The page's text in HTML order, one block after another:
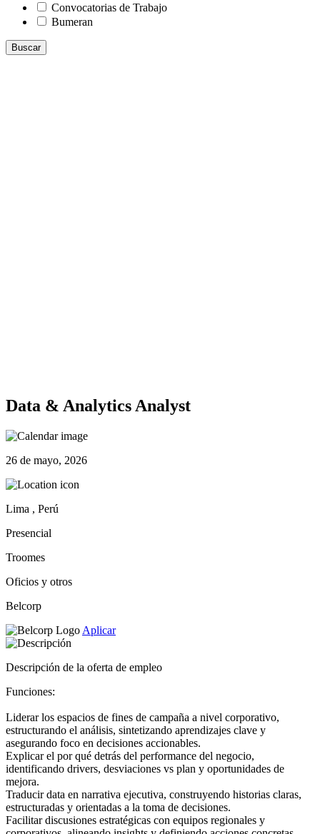
Convocatorias de Trabajo
Bumeran
Buscar
Data & Analytics Analyst
26 de mayo, 2026
Lima , Perú
Presencial
Troomes
Oficios y otros
Belcorp
Aplicar
Descripción de la oferta de empleo
Funciones:
Liderar los espacios de fines de campaña a nivel corporativo,
estructurando el análisis, sintetizando aprendizajes clave y
asegurando foco en decisiones accionables.
Explicar el por qué detrás del performance del negocio,
identificando drivers, desviaciones vs plan y oportunidades de
mejora.
Traducir data en narrativa ejecutiva, construyendo historias claras,
estructuradas y orientadas a la toma de decisiones.
Facilitar discusiones estratégicas con equipos regionales y